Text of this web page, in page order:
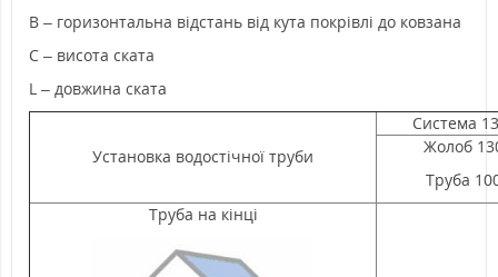
В – горизонтальна відстань від кута покрівлі до ковзана
С – висота ската
L – довжина ската
Установка водостічної труби
Система
Жолоб
Труба
Труба на кінці